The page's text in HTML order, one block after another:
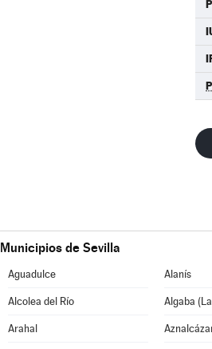
Municipios de Sevilla
Aguadulce Alanís
Alcolea del Río Algaba
Arahal